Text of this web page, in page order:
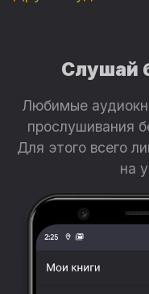
Слушай
Любимые
прослушивания
Для этого всего
на